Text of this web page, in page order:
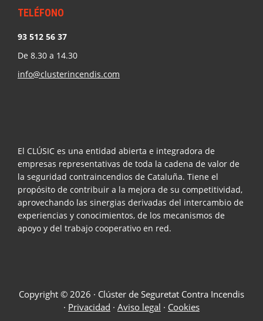
TELÉFONO
93 512 56 37
De 8.30 a 14.30
info@clusterincendis.com
El CLÚSIC es una entidad abierta e integradora de
empresas representativas de toda la cadena de valor de
la seguridad contraincendios de Cataluña. Tiene el
propósito de contribuir a la mejora de su competitividad,
aprovechando las sinergias derivadas del intercambio de
experiencias y conocimientos, de los mecanismos de
apoyo y del trabajo cooperativo en red.
Copyright © 2026 · Clúster de Seguretat Contra Incendis
· Privacidad · Aviso legal · Cookies